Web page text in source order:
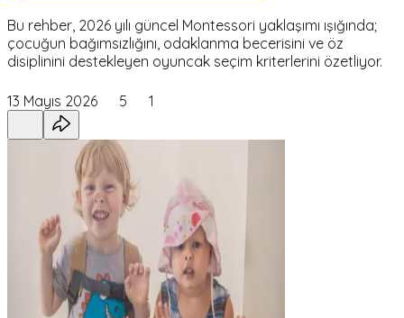
Bu rehber, 2026 yılı güncel Montessori yaklaşımı ışığında;
çocuğun bağımsızlığını, odaklanma becerisini ve öz
disiplinini destekleyen oyuncak seçim kriterlerini özetliyor.
13 Mayıs 2026 5 1